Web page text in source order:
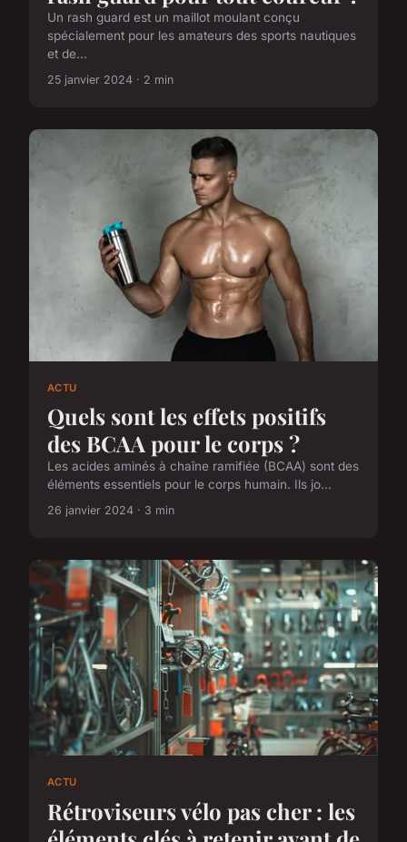
Un rash guard est un maillot moulant conçu
spécialement pour les amateurs des sports nautiques
et de...
25 janvier 2024 · 2 min
ACTU
Quels sont les effets positifs
des BCAA pour le corps ?
Les acides aminés à chaîne ramifiée (BCAA) sont des
éléments essentiels pour le corps humain. Ils jo...
26 janvier 2024 · 3 min
ACTU
Rétroviseurs vélo pas cher : les